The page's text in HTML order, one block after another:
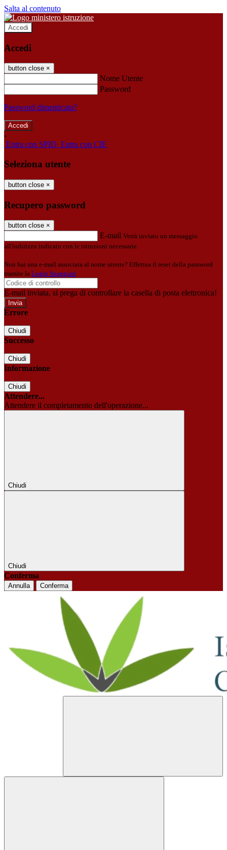
Salta al contenuto
Accedi
Accedi
button close ×
Nome Utente
Password
Password dimenticata?
-
Entra con SPID Entra con CIE
Seleziona utente
button close ×
Recupero password
button close ×
E-mail Verrà inviato un messaggio
all'indirizzo indicato con le istruzioni necessarie.
Non hai una e-mail associata al nome utente? Effettua il reset della password
tramite la Login Spaggiari
E-mail inviata, si prega di controllare la casella di posta elettronica!
Errore
Chiudi
Successo
Chiudi
Informazione
Chiudi
Attendere...
Attendere il completamento dell'operazione...
Chiudi
Chiudi
Conferma
Annulla Conferma